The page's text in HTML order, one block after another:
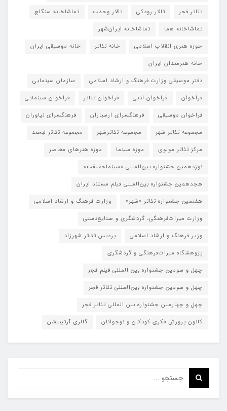
تئاتر فجر
تالار رودکی تالار وحدت
تماشاخانه سنگلج
تماشاخانه هما
تماشاخانه‌ ایران‌شهر
حوزه هنری انقلاب اسلامی
خانه تئاتر
خانه موسیقی ایران
خانه هنرمندان ایران
دفتر موسیقی وزارت فرهنگ و ارشاد اسلامی
سازمان سینمایی
فراخوان
فراخوان ادبی فراخوان تئاتر
فراخوان سینمایی
فراخوان موسیقی
فرهنگسرای ارسباران
فرهنگسرای نیاوران
مجموعه تئاتر شهر
مجموعه تئاترشهر
مجموعه تئاتر لبخند
مرکز تئاتر مولوی
موزه سینما
موزه هنرهای معاصر
نوزدهمین جشنواره بین‌المللی «سینماحقیقت»
هجدهمین جشنواره بین‌المللی فیلم مستند ایران
هفتمین جشنواره تئاتر «شهر»
وزارت فرهنگ و ارشاد اسلامی
وزارت میراث‌فرهنگی، گردشگری و صنایع‌دستی
وزیر فرهنگ و ارشاد اسلامی
پردیس تئاتر شهرزاد
پژوهشگاه میراث‌فرهنگی و گردشگری
چهل و سومین جشنواره بین المللی فیلم فجر
چهل و سومین جشنواره بین‌المللی تئاتر فجر
چهل و چهارمین جشنواره بین المللی تئاتر فجر
کانون پرورش فکری کودکان و نوجوانان
گالری آرتیبیشن